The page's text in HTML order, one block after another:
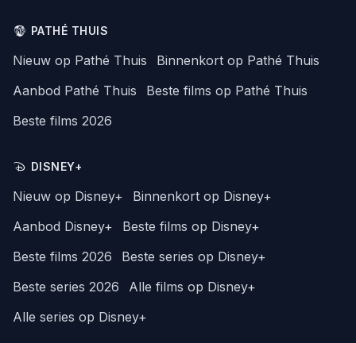
PATHÉ THUIS
Nieuw op Pathé Thuis
Binnenkort op Pathé Thuis
Aanbod Pathé Thuis
Beste films op Pathé Thuis
Beste films 2026
DISNEY+
Nieuw op Disney+
Binnenkort op Disney+
Aanbod Disney+
Beste films op Disney+
Beste films 2026
Beste series op Disney+
Beste series 2026
Alle films op Disney+
Alle series op Disney+